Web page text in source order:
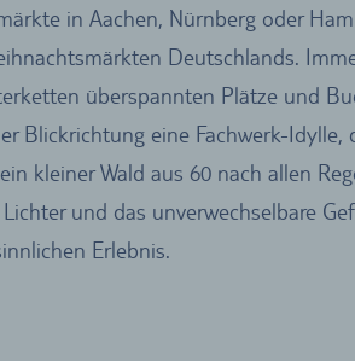
in Aachen, Nürnberg oder
Deutschlands.
überspannten Plätze und
eine Fachwerk-Idylle,
kleiner Wald aus 60 nach allen
und das unverwechselbare
Erlebnis.